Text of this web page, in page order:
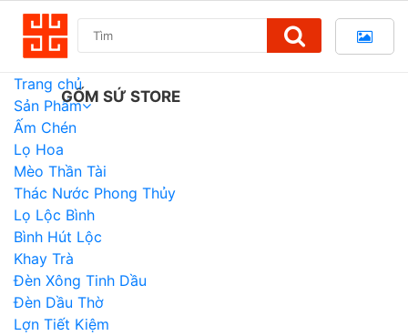
Trang chủ
Sản Phẩm
Ấm Chén
Lọ Hoa
Mèo Thần Tài
Thác Nước Phong Thủy
Lọ Lộc Bình
Bình Hút Lộc
Khay Trà
Đèn Xông Tinh Dầu
Đèn Dầu Thờ
Lợn Tiết Kiệm